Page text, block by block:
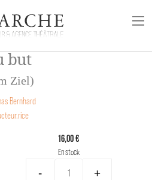
but
Ziel)
Bernhard
16,00 €
En stock
- +